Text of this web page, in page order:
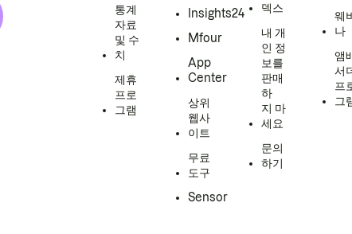
통계
자료
및 수
치
제휴
프로
그램
Insights24
Mfour
App
Center
상위
웹사
이트
무료
도구
Sensor
덱스
내 개
인 정
보를
판매
하
지 마
세요
문의
하기
웨
나
앰
서
프
그